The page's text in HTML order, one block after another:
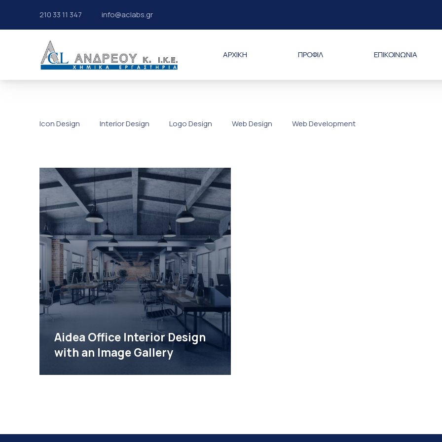
210 33 11 347 info@aclabs.gr
ΧΗΜΙΚΑ ΕΡΓΑΣΤΗΡΙΑ “ΑΝΔΡΕΟΥ K. I.K.E”
ΑΡΧΙΚΗ ΠΡΟΦΙΛ ΕΠΙΚΟΙΝΩΝΙΑ
Icon Design Interior Design Logo Design Web Design Web Development
Aidea Office Interior Design
with an Image Gallery